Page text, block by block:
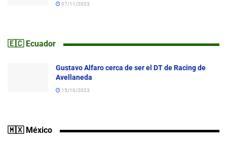
07/11/2023
🇪🇨 Ecuador
Gustavo Alfaro cerca de ser el DT de Racing de
Avellaneda
15/10/2023
🇲🇽 México